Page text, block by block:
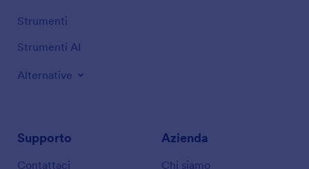
Strumenti
Strumenti AI
Alternative
Supporto
Contattaci
Azienda
Chi siamo